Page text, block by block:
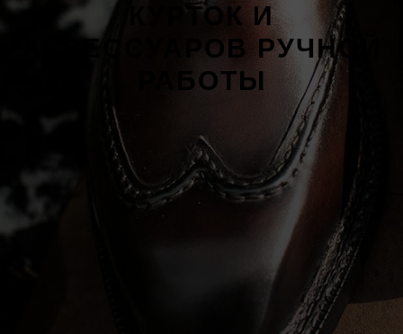
КУРТОК И
АКСЕССУАРОВ РУЧНОЙ
РАБОТЫ